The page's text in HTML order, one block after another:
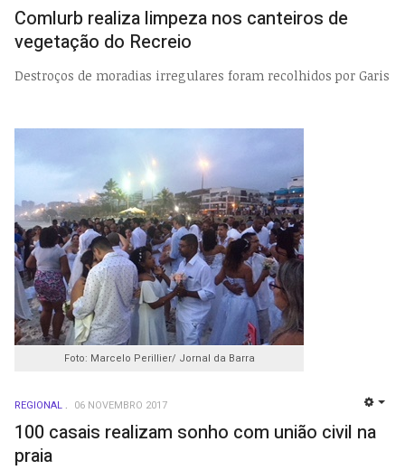
Comlurb realiza limpeza nos canteiros de
vegetação do Recreio
Destroços de moradias irregulares foram recolhidos por Garis
Foto: Marcelo Perillier/ Jornal da Barra
REGIONAL 06 NOVEMBRO 2017
100 casais realizam sonho com união civil na
praia